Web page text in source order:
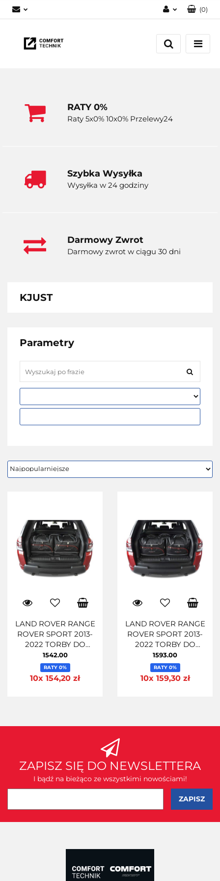
Zaloguj się
Zarejestruj się
(0)
RATY 0%
Raty 5x0% 10x0% Przelewy24
Szybka Wysyłka
Wysyłka w 24 godziny
Darmowy Zwrot
Darmowy zwrot w ciągu 30 dni
KJUST
Parametry
LAND ROVER RANGE
ROVER SPORT 2013-
2022 TORBY DO
BAGAŻNIKA 5 SZT
1542.00
RATY 0%
10x 154,20 zł
LAND ROVER RANGE
ROVER SPORT 2013-
2022 TORBY DO
BAGAŻNIKA 5 SZT
1593.00
RATY 0%
10x 159,30 zł
ZAPISZ SIĘ DO NEWSLETTERA
I bądź na bieżąco ze wszystkimi nowościami!